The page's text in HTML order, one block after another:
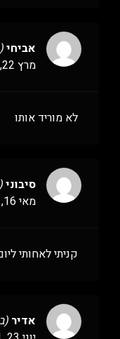
אביחי
מרץ 22, 2021
לא מוריד אותו
סיבוני
מאי 16, 2021
קניתי לאחותי ליום
אדיר